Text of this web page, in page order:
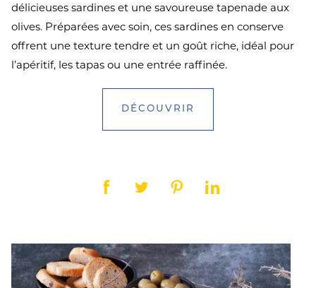
délicieuses sardines et une savoureuse tapenade aux
olives. Préparées avec soin, ces sardines en conserve
offrent une texture tendre et un goût riche, idéal pour
l’apéritif, les tapas ou une entrée raffinée.
DÉCOUVRIR